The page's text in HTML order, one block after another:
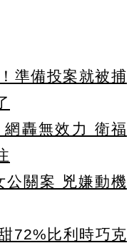
準備投案就被捕
網轟無效力 衛福
公關案 兇嫌動機
72%比利時巧克